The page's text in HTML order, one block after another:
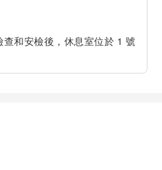
和安檢後，休息室位於 1 號